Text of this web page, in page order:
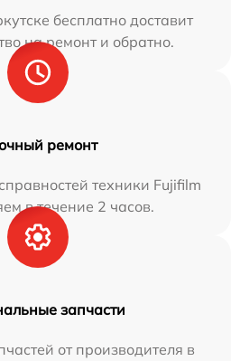
бесплатно доставит
на ремонт и обратно.
ремонт
техники Fujifilm
в течение 2 часов.
запчасти
от производителя в